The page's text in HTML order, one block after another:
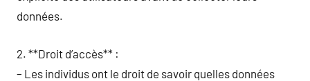
données.
2. **Droit d’accès** :
– Les individus ont le droit de savoir quelles données